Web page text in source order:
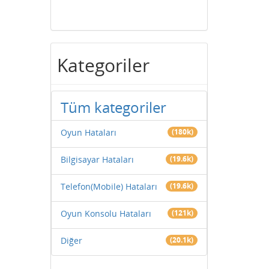
Kategoriler
Tüm kategoriler
Oyun Hataları (180k)
Bilgisayar Hataları (19.6k)
Telefon(Mobile) Hataları (19.6k)
Oyun Konsolu Hataları (121k)
Diğer (20.1k)